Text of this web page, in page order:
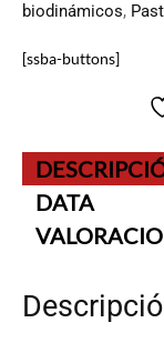
biodinámicos,
[ssba-buttons]
DATA